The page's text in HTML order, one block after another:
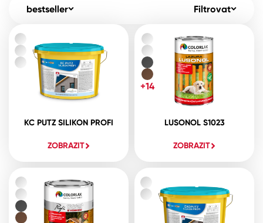
bestseller Filtrovat
KC PUTZ SILIKON PROFI
ZOBRAZIT
LUSONOL S1023
ZOBRAZIT
+14